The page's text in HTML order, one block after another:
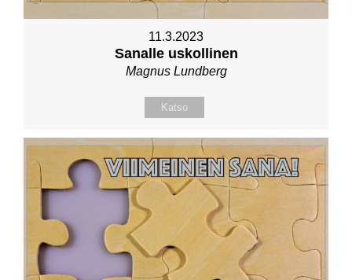
11.3.2023
Sanalle uskollinen
Magnus Lundberg
Katso